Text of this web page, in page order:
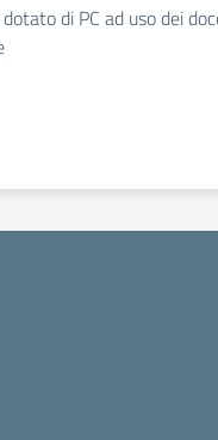
di PC ad uso dei